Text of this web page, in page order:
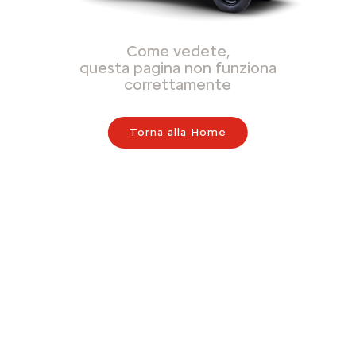
Come vedete,
questa pagina non funziona
correttamente
Torna alla Home